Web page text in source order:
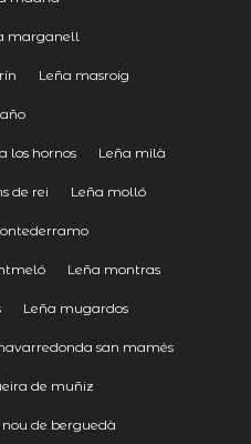
marganell
Leña masroig
los hornos Leña milà
de rei Leña molló
Leña montras
Leña mugardos
san mamés
de muñiz
nou de berguedà